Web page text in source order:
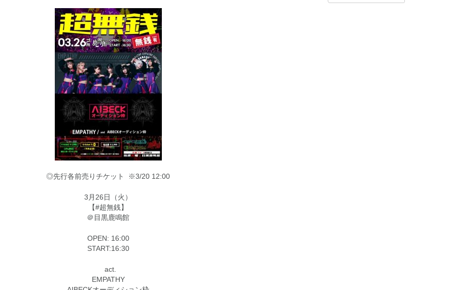
◎先行各前売りチケット ※3/20 12:00
3月26日（火）
【#超無銭】
＠目黒鹿鳴館
OPEN: 16:00
START:16:30
act.
EMPATHY